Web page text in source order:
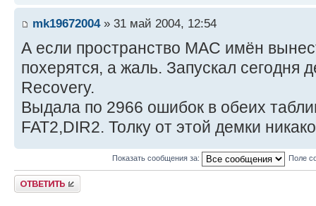
mk19672004» 31 май 2004, 12:54
А если пространство MAC имён
похерятся, а жаль. Запускал сегодня
Recovery.
Выдала по 2966 ошибок в обеих
FAT2,DIR2. Толку от этой демки
Показать сообщения за: Поле
Ответить